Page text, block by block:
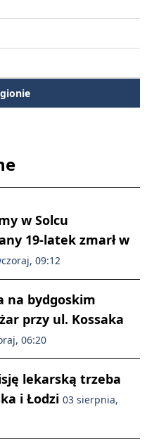
w Solcu
19-latek zmarł w
09:12
na bydgoskim
przy ul. Kossaka
06:20
lekarską trzeba
i Łodzi 03 sierpnia,